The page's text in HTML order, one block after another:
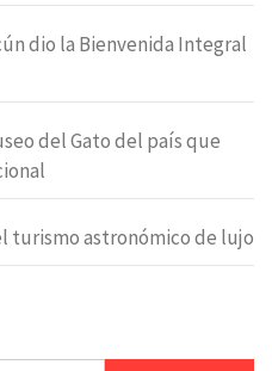
dio la Bienvenida Integral
del Gato del país que
turismo astronómico de lujo